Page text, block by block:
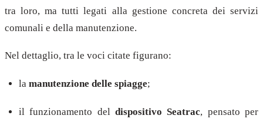
tra loro, ma tutti legati alla gestione concreta dei servizi
comunali e della manutenzione.
Nel dettaglio, tra le voci citate figurano:
la manutenzione delle spiagge;
il funzionamento del dispositivo Seatrac, pensato per